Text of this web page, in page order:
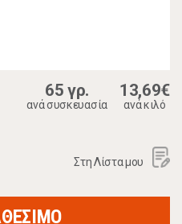
65 γρ.
ανά συσκευασία
13,69€
ανά κιλό
Στη Λίστα μου